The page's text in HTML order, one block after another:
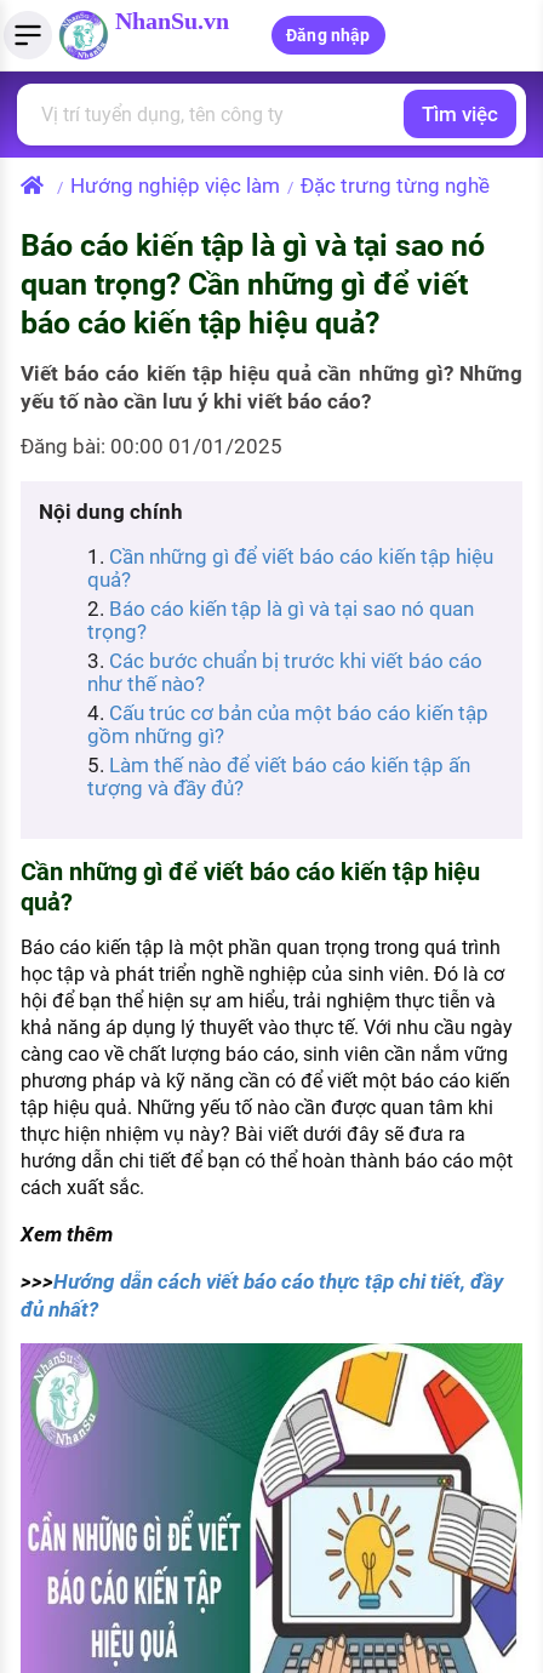
NhanSu.vn
Đăng nhập
Tìm việc làm
Việc làm ngành luật
Việc làm lương cao
Việc làm tốt nhất
CÔNG TY
Quản lý CV
Tải CV lên
Tạo CV trực tuyến
MẪU CV THEO STYLE
Mẫu CV đơn giản
Mẫu CV hiện đại
Tính lương Gross - Net
Tính thuế thu nhập cá nhân
Tính trợ cấp thất nghiệp
PHÁP LUẬT VIỆT NAM
Văn bản pháp luật
PHÁP LUẬT LAO ĐỘNG
Lao động và tiền lương
Thuế thu nhập
Chính sách lao động
KHÁM PHÁ NGHỀ NGHIỆP
Tử vi nghề nghiệp
Kỹ năng nghề nghiệp
HƯỚNG NGHIỆP VIỆC LÀM
Đặc trưng từng nghề
Xu hướng việc làm
NHÂN SỰ
TUYỂN DỤNG VIỆC LÀM
Tìm việc
/ Hướng nghiệp việc làm / Đặc trưng từng nghề
Báo cáo kiến tập là gì và tại sao nó
quan trọng? Cần những gì để viết
báo cáo kiến tập hiệu quả?
Viết báo cáo kiến tập hiệu quả cần những gì? Những
yếu tố nào cần lưu ý khi viết báo cáo?
Đăng bài: 00:00 01/01/2025
Nội dung chính
Cần những gì để viết báo cáo kiến tập hiệu
quả?
Báo cáo kiến tập là gì và tại sao nó quan
trọng?
Các bước chuẩn bị trước khi viết báo cáo
như thế nào?
Cấu trúc cơ bản của một báo cáo kiến tập
gồm những gì?
Làm thế nào để viết báo cáo kiến tập ấn
tượng và đầy đủ?
Cần những gì để viết báo cáo kiến tập hiệu
quả?
Báo cáo kiến tập là một phần quan trọng trong quá trình
học tập và phát triển nghề nghiệp của sinh viên. Đó là cơ
hội để bạn thể hiện sự am hiểu, trải nghiệm thực tiễn và
khả năng áp dụng lý thuyết vào thực tế. Với nhu cầu ngày
càng cao về chất lượng báo cáo, sinh viên cần nắm vững
phương pháp và kỹ năng cần có để viết một báo cáo kiến
tập hiệu quả. Những yếu tố nào cần được quan tâm khi
thực hiện nhiệm vụ này? Bài viết dưới đây sẽ đưa ra
hướng dẫn chi tiết để bạn có thể hoàn thành báo cáo một
cách xuất sắc.
Xem thêm
>>>Hướng dẫn cách viết báo cáo thực tập chi tiết, đầy
đủ nhất?